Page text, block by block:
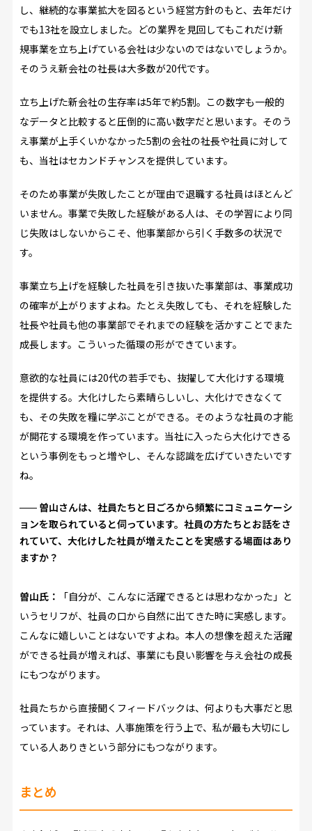
し、継続的な事業拡大を図るという経営方針のもと、去年だけ
でも13社を設立しました。どの業界を見回してもこれだけ新
規事業を立ち上げている会社は少ないのではないでしょうか。
そのうえ新会社の社長は大多数が20代です。
立ち上げた新会社の生存率は5年で約5割。この数字も一般的
なデータと比較すると圧倒的に高い数字だと思います。そのう
え事業が上手くいかなかった5割の会社の社長や社員に対して
も、当社はセカンドチャンスを提供しています。
そのため事業が失敗したことが理由で退職する社員はほとんど
いません。事業で失敗した経験がある人は、その学習により同
じ失敗はしないからこそ、他事業部から引く手数多の状況で
す。
事業立ち上げを経験した社員を引き抜いた事業部は、事業成功
の確率が上がりますよね。たとえ失敗しても、それを経験した
社長や社員も他の事業部でそれまでの経験を活かすことでまた
成長します。こういった循環の形ができています。
意欲的な社員には20代の若手でも、抜擢して大化けする環境
を提供する。大化けしたら素晴らしいし、大化けできなくて
も、その失敗を糧に学ぶことができる。そのような社員の才能
が開花する環境を作っています。当社に入ったら大化けできる
という事例をもっと増やし、そんな認識を広げていきたいです
ね。
曽山さんは、社員たちと日ごろから頻繁にコミュニケーシ
ョンを取られていると伺っています。社員の方たちとお話をさ
れていて、大化けした社員が増えたことを実感する場面はあり
ますか？
曽山氏：
「自分が、こんなに活躍できるとは思わなかった」と
いうセリフが、社員の口から自然に出てきた時に実感します。
こんなに嬉しいことはないですよね。本人の想像を超えた活躍
ができる社員が増えれば、事業にも良い影響を与え会社の成長
にもつながります。
社員たちから直接聞くフィードバックは、何よりも大事だと思
っています。それは、人事施策を行う上で、私が最も大切にし
ている人ありきという部分にもつながります。
まとめ